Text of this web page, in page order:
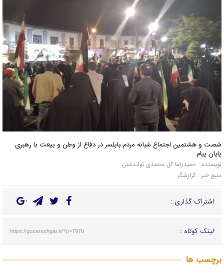
شصت و هشتمین اجتماع شبانه مردم بابلسر در دفاع از وطن و بیعت با رهبری
پایان پیام
نویسنده : حمیدرضا گل محمدی تواندشتی
منبع خبر : گزارشگر
اشتراک گذاری :
لینک کوتاه : https://gozareshgar.ir/?p=7970
برچسب ها